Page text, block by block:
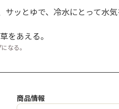
ッとゆで、冷水にとって水
をあえる。
なる。
商品情報